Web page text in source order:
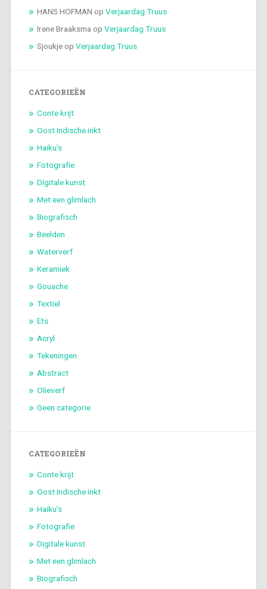
HANS HOFMAN op Verjaardag Truus
Irene Braaksma op Verjaardag Truus
Sjoukjeop Verjaardag Truus
CATEGORIEËN
Conte krijt
Oost Indische inkt
Haiku's
Fotografie
Digitale kunst
Met een glimlach
Biografisch
Beelden
Waterverf
Keramiek
Gouache
Textiel
Ets
Acryl
Tekeningen
Abstract
Olieverf
Geen categorie
CATEGORIEËN
Conte krijt
Oost Indische inkt
Haiku's
Fotografie
Digitale kunst
Met een glimlach
Biografisch